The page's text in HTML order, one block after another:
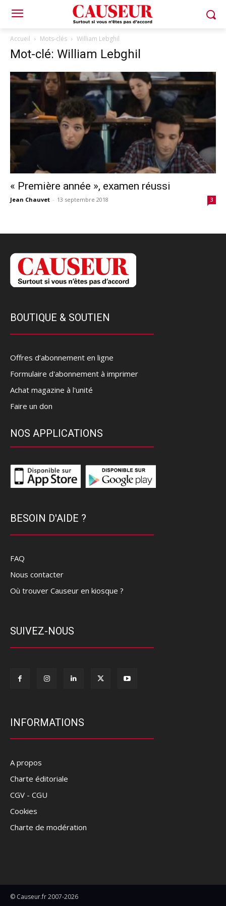
Accueil Mots-clés William Lebghil
Mot-clé: William Lebghil
« Première année », examen réussi
Jean Chauvet - 13 septembre 2018 3
BOUTIQUE & SOUTIEN
Offres d’abonnement en ligne
Formulaire d'abonnement à imprimer
Achat magazine à l'unité
Faire un don
NOS APPLICATIONS
BESOIN D'AIDE ?
FAQ
Nous contacter
Où trouver Causeur en kiosque ?
SUIVEZ-NOUS
INFORMATIONS
A propos
Charte éditoriale
CGV - CGU
Cookies
Charte de modération
© Causeur.fr 2007-2026